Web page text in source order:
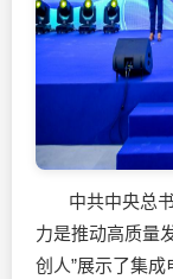
中共中央总书
力是推动高质量
创人”展示了集成